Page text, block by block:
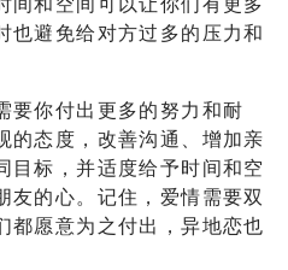
也避免给对方过多的压力和
要你付出更多的努力和耐
的态度，改善沟通、增加亲
目标，并适度给予时间和空
友的心。记住，爱情需要双
都愿意为之付出，异地恋也